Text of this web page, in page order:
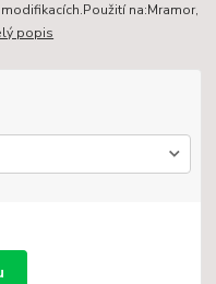
na:Mramor,
popis